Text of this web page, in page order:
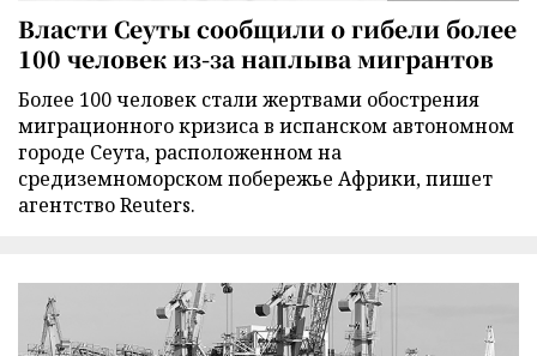
Власти Сеуты сообщили о гибели более
100 человек из-за наплыва мигрантов
Более 100 человек стали жертвами обострения
миграционного кризиса в испанском автономном
городе Сеута, расположенном на
средиземноморском побережье Африки, пишет
агентство Reuters.